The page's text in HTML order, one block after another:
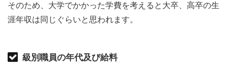
そのため、大学でかかった学費を考えると大卒、高卒の生
涯年収は同じぐらいと思われます。
級別職員の年代及び給料